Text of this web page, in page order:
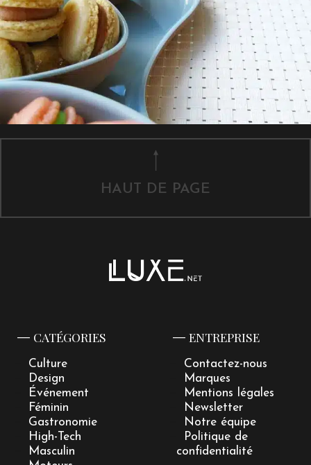
HAUT DE PAGE
CATÉGORIES
Culture
Design
Événement
Féminin
Gastronomie
High-Tech
Masculin
ENTREPRISE
Contactez-nous
Marques
Mentions légales
Newsletter
Notre équipe
Politique de
confidentialité